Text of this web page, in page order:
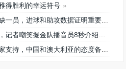
得胜利的幸运符号
员，进球和助攻数据证明重要性
笑掘金队播音员8秒介绍首发阵容速度
，中国和澳大利亚的态度备受关注